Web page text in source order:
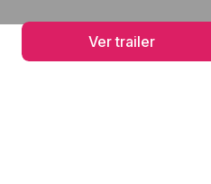
Ver trailer